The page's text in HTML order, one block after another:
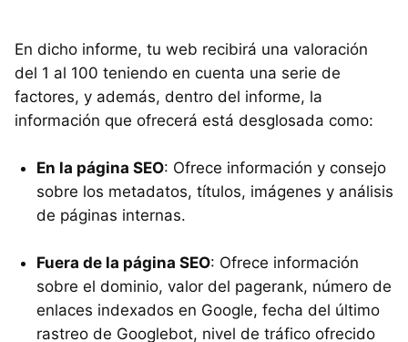
En dicho informe, tu web recibirá una valoración
del 1 al 100 teniendo en cuenta una serie de
factores, y además, dentro del informe, la
información que ofrecerá está desglosada como:
En la página SEO: Ofrece información y consejo
sobre los metadatos, títulos, imágenes y análisis
de páginas internas.
Fuera de la página SEO: Ofrece información
sobre el dominio, valor del pagerank, número de
enlaces indexados en Google, fecha del último
rastreo de Googlebot, nivel de tráfico ofrecido